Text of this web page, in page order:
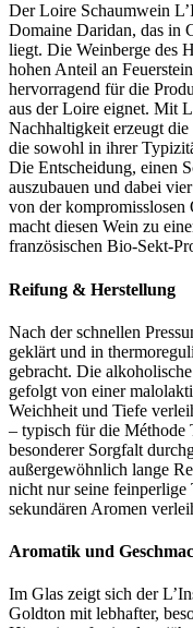
Der Loire Schaumwein
Domaine Daridan, das in
liegt. Die Weinberge des
hohen Anteil an
hervorragend für die
aus der Loire eignet. Mit
Nachhaltigkeit erzeugt
die sowohl in ihrer
Die Entscheidung, einen
auszubauen und dabei
von der kompromisslosen
macht diesen Wein zu
französischen Bio-Sekt-
Reifung & Herstellung
Nach der schnellen
geklärt und in
gebracht. Die
gefolgt von einer
Weichheit und Tiefe
– typisch für die
besonderer Sorgfalt
außergewöhnlich lange
nicht nur seine feinperlige
sekundären Aromen
Aromatik und
Im Glas zeigt sich der
Goldton mit lebhafter,